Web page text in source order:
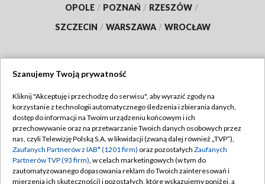
OPOLE / POZNAŃ / RZESZÓW /
SZCZECIN / WARSZAWA / WROCŁAW
TVP
Abonament TVP
Emisja w TVP
Centrum informacji TVP
Regulamin TVP
Polityka prywatności
Moje zgody
Szanujemy Twoją prywatność
Kliknij "Akceptuję i przechodzę do serwisu", aby wyrazić zgody na
korzystanie z technologii automatycznego śledzenia i zbierania danych,
dostęp do informacji na Twoim urządzeniu końcowym i ich
przechowywanie oraz na przetwarzanie Twoich danych osobowych przez
nas, czyli Telewizję Polską S.A. w likwidacji (zwaną dalej również „TVP”),
Zaufanych Partnerów z IAB* (1201 firm) oraz pozostałych Zaufanych
Partnerów TVP (93 firm), w celach marketingowych (w tym do
zautomatyzowanego dopasowania reklam do Twoich zainteresowań i
mierzenia ich skuteczności) i pozostałych, które wskazujemy poniżej, a